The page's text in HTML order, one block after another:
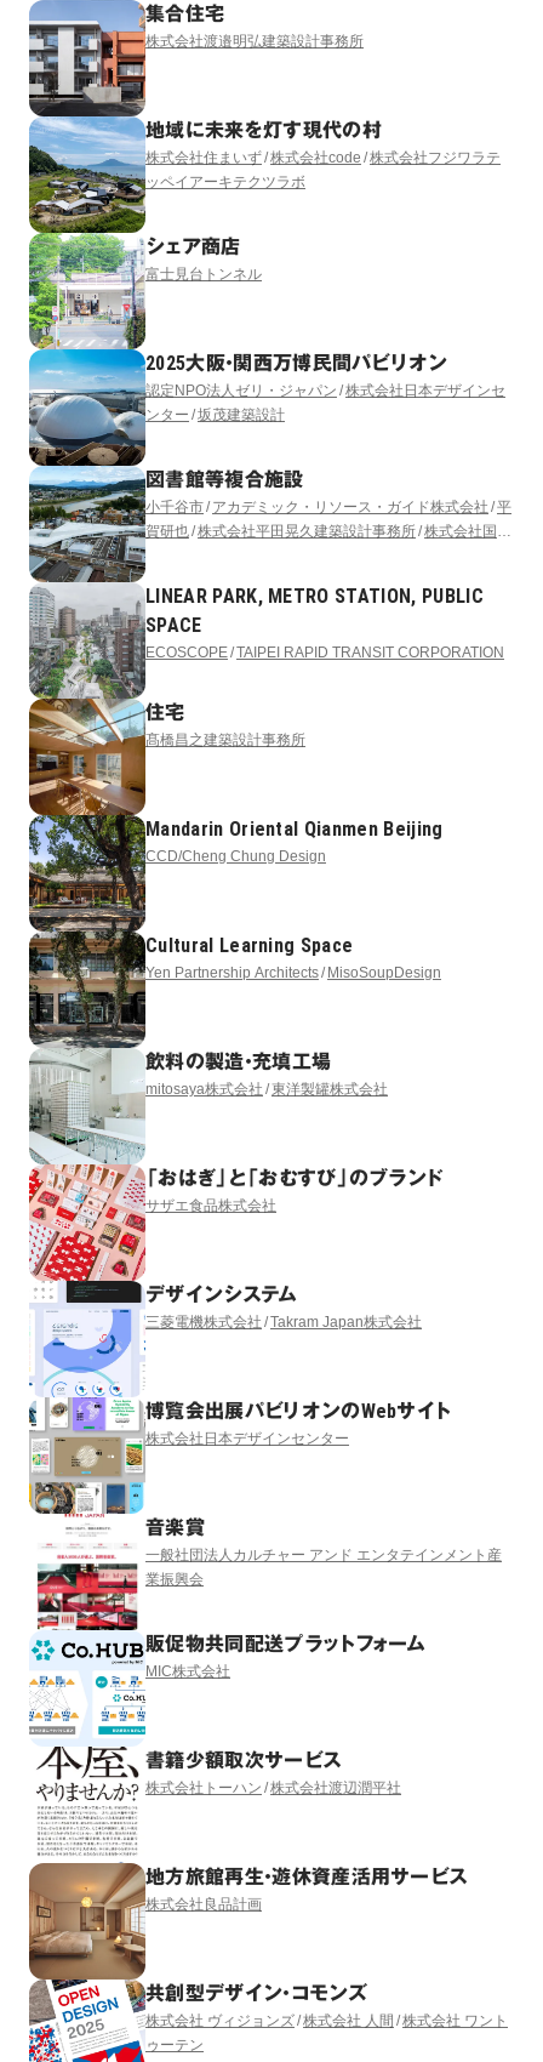
集合住宅
株式会社渡邉明弘建築設計事務所
地域に未来を灯す現代の村
株式会社住まいず 株式会社code 株式会社フジワラテ
ッペイアーキテクツラボ
シェア商店
富士見台トンネル
2025大阪・関西万博民間パビリオン
認定NPO法人ゼリ・ジャパン 株式会社日本デザインセ
ンター 坂茂建築設計
図書館等複合施設
小千谷市 アカデミック・リソース・ガイド株式会社 平
賀研也 株式会社平田晃久建築設計事務所 株式会社国際
LINEAR PARK, METRO STATION, PUBLIC
SPACE
ECOSCOPE TAIPEI RAPID TRANSIT CORPORATION
住宅
髙橋昌之建築設計事務所
Mandarin Oriental Qianmen Beijing
CCD/Cheng Chung Design
Cultural Learning Space
Yen Partnership Architects MisoSoupDesign
飲料の製造・充填工場
mitosaya株式会社 東洋製罐株式会社
「おはぎ」と「おむすび」のブランド
サザエ食品株式会社
デザインシステム
三菱電機株式会社 Takram Japan株式会社
博覧会出展パビリオンのWebサイト
株式会社日本デザインセンター
音楽賞
一般社団法人カルチャー アンド エンタテインメント産
業振興会
販促物共同配送プラットフォーム
MIC株式会社
書籍少額取次サービス
株式会社トーハン 株式会社渡辺潤平社
地方旅館再生・遊休資産活用サービス
株式会社良品計画
共創型デザイン・コモンズ
株式会社 ヴィジョンズ 株式会社 人間 株式会社 ワント
ゥーテン